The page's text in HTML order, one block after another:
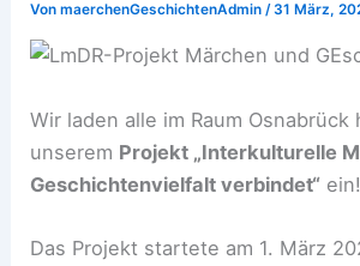
VonmaerchenGeschichtenAdmin/31 März,
Wir laden alle im Raum Osnabrück
unserem Projekt „Interkulturelle
Geschichtenvielfalt verbindet“ ein!
Das Projekt startete am 1. März